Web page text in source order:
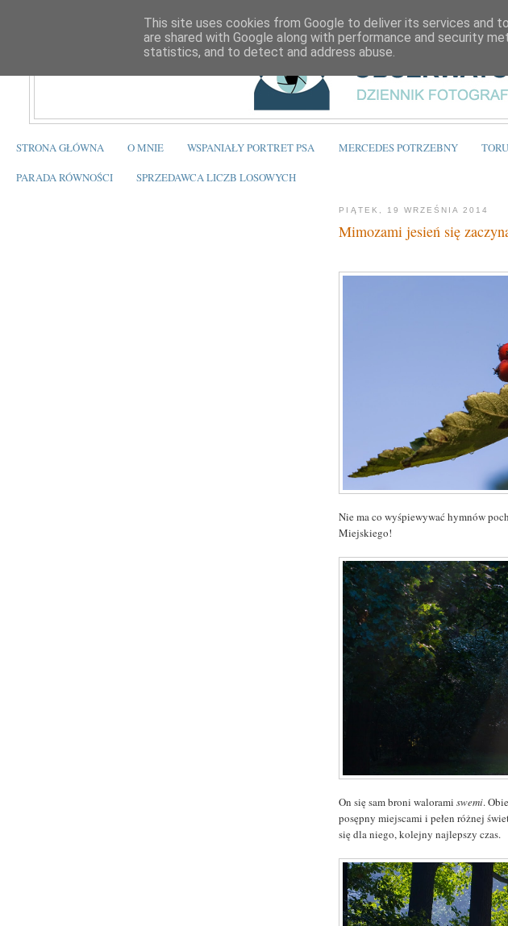
STRONA GŁÓWNA O MNIE WSPANIAŁY PORTRET PSA MERCEDES POTRZEBNY
PARADA RÓWNOŚCI SPRZEDAWCA LICZB LOSOWYCH
PIĄTEK, 19 WRZEŚNIA 2014
Mimozami jesień się
Nie ma co wyśpiewywać hymnów
Miejskiego!
On się sam broni waloramiswemi.
posępny miejscami i pełen różnej
się dla niego, kolejny najlepszy czas.
This site uses cookies from Google to deliver its services and
are shared with Google along with performance and security
statistics, and to detect and address abuse.